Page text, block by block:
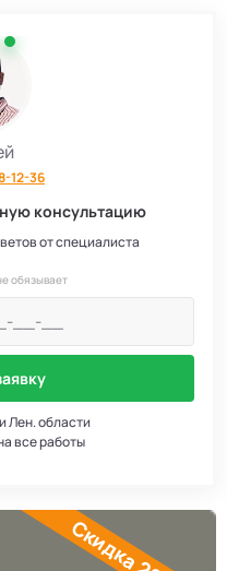
12-36
консультацию
от специалиста
обязывает
Лен. области
все работы